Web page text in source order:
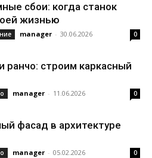
сбои: когда станок
жизнью
manager - 30.06.2026 0
ранчо: строим каркасный
manager - 11.06.2026 0
фасад в архитектуре
manager - 05.02.2026 0